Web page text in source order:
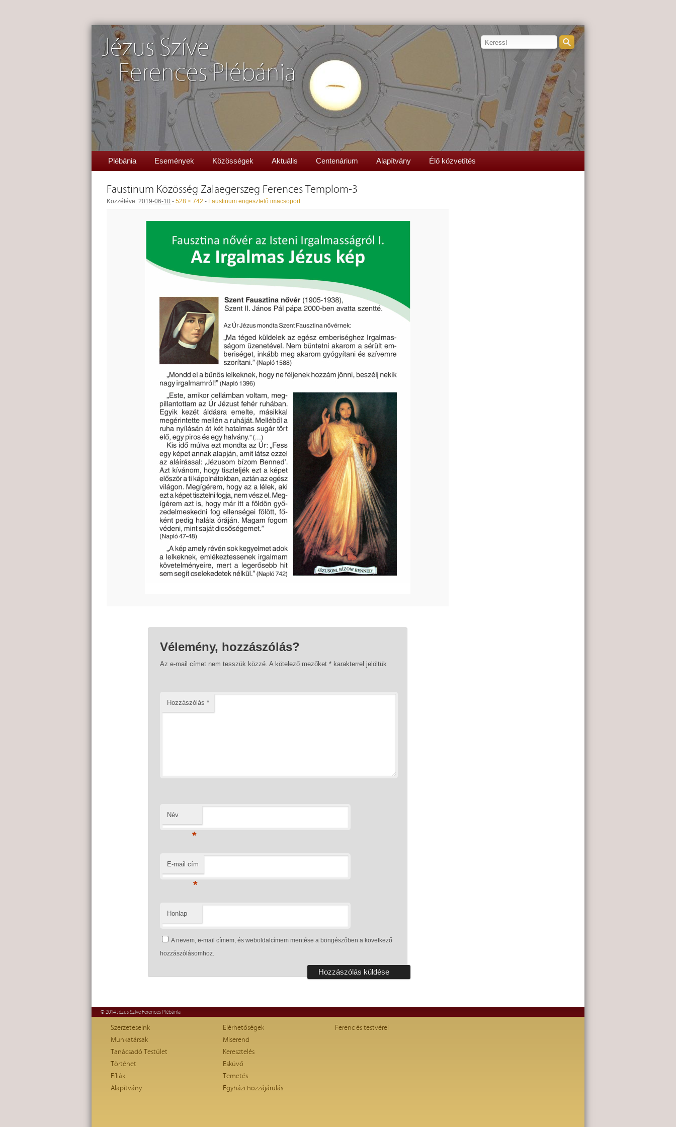
Jézus Szíve
Ferences Plébánia
Plébánia Események Közösségek Aktuális Centenárium Alapítvány Élő közvetítés
Faustinum Közösség Zalaegerszeg Ferences Templom-3
Közzétéve: 2019-06-10 - 528 × 742 - Faustinum engesztelő imacsoport
Vélemény, hozzászólás?
Az e-mail címet nem tesszük közzé. A kötelező mezőket *karakterrel jelöltük
Hozzászólás *
Név
*
E-mail cím
*
Honlap
A nevem, e-mail címem, és weboldalcímem mentése a böngészőben a következő
hozzászólásomhoz.
© 2014 Jézus Szíve Ferences Plébánia
Szerzeteseink
Munkatársak
Tanácsadó Testület
Történet
Fíliák
Alapítvány
Elérhetőségek
Miserend
Keresztelés
Esküvő
Temetés
Egyházi hozzájárulás
Ferenc és testvérei